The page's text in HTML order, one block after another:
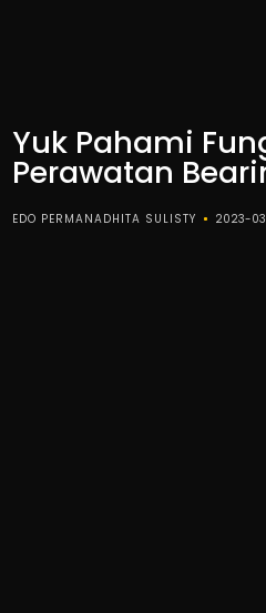
Yuk Pahami
Perawatan
EDO PERMANADHITA SULISTY 2023-